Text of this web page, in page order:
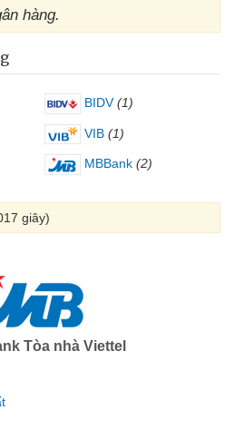
hàng.
BIDV (1)
VIB (1)
MBBank (2)
giây)
Tòa nhà Viettel